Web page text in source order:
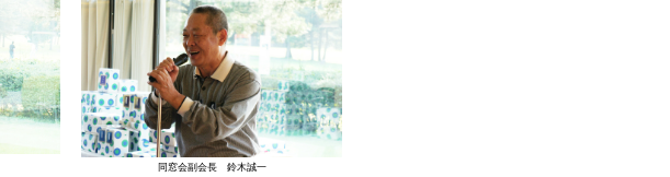
同窓会副会長 鈴木誠一